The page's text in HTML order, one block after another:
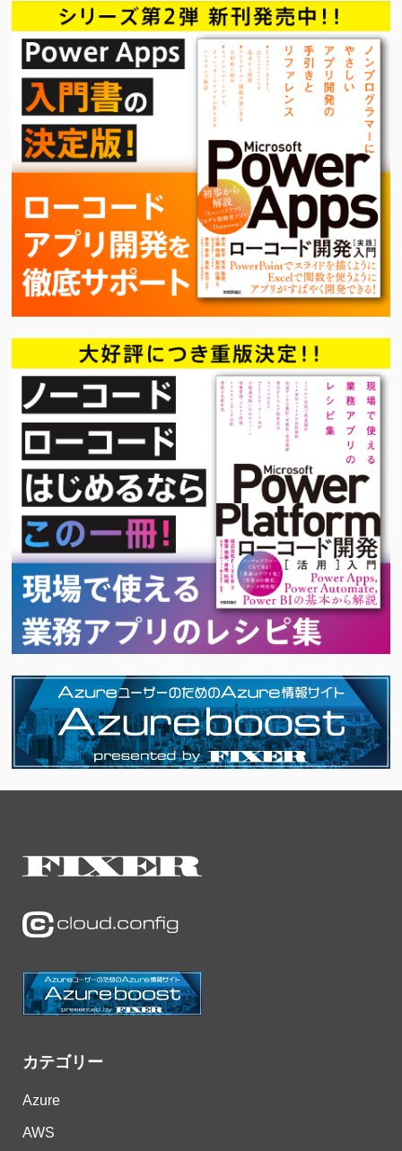
カテゴリー
Azure
AWS